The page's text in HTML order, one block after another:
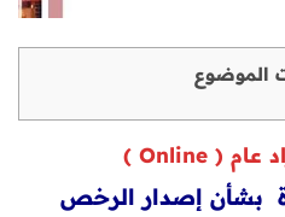
الموضوع
عام (Online
)
بشأن إصدار الرخص